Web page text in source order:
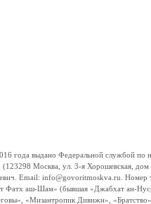
выдано Федеральной службой по
Москва, ул. 3-я Хорошевская,
Email: info@govoritmoskva.ru.
Фатх аш-Шам» (бывшая «Джабхат ан-
«Мизантропик Дивижн», «Братство»